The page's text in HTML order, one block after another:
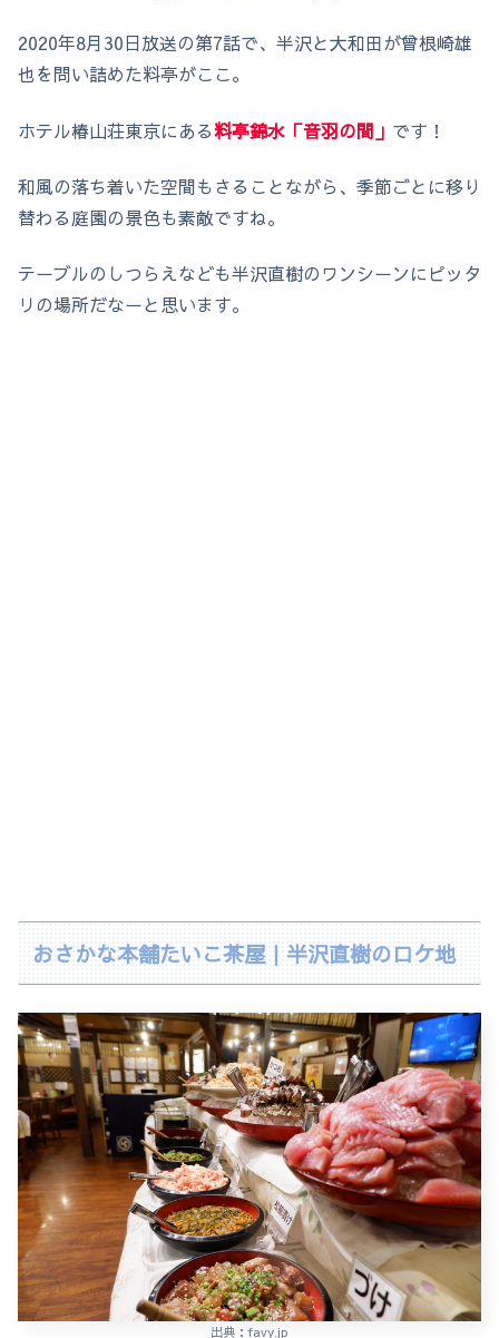
2020年8月30日放送の第7話で、半沢と大和田が曾根崎雄
也を問い詰めた料亭がここ。
ホテル椿山荘東京にある料亭錦水「音羽の間」 です！
和風の落ち着いた空間もさることながら、季節ごとに移り
替わる庭園の景色も素敵ですね。
テーブルのしつらえなども半沢直樹のワンシーンにピッタ
リの場所だなーと思います。
おさかな本舗たいこ茶屋｜半沢直樹のロケ地
出典：favy.jp